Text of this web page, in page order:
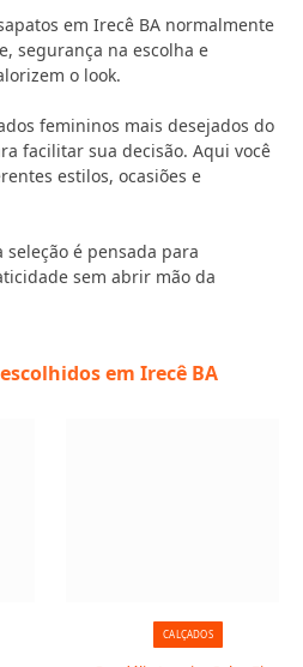
em Irecê BA normalmente
segurança na escolha e
o look.
femininos mais desejados do
facilitar sua decisão. Aqui você
estilos, ocasiões e
é pensada para
sem abrir mão da
em Irecê BA
CALÇADOS